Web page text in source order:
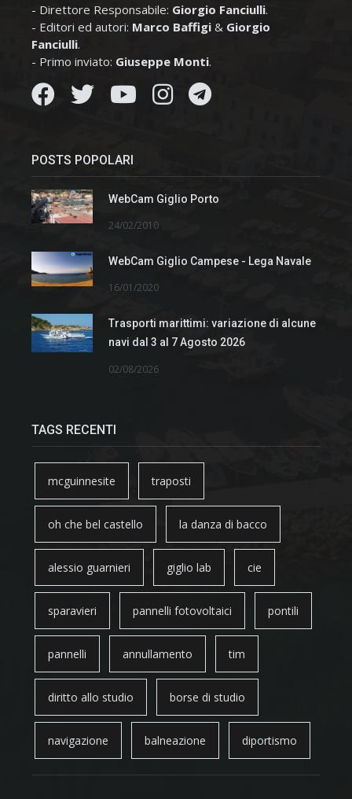
- Direttore Responsabile: Giorgio Fanciulli.
- Editori ed autori: Marco Baffigi & Giorgio
Fanciulli.
- Primo inviato: Giuseppe Monti.
POSTS POPOLARI
WebCam Giglio Porto
24/02/2010
WebCam Giglio Campese - Lega Navale
16/01/2020
Trasporti marittimi: variazione di alcune
navi dal 3 al 7 Agosto 2026
02/08/2026
TAGS RECENTI
mcguinnesite traposti
oh che bel castello la danza di bacco
alessio guarnieri giglio lab cie
sparavieri pannelli fotovoltaici pontili
pannelli annullamento tim
diritto allo studio borse di studio
navigazione balneazione diportismo